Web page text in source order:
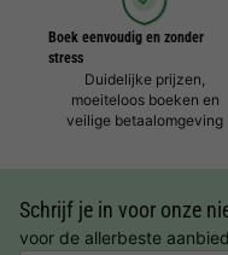
Boek eenvoudig en zonder
stress
Duidelijke prijzen,
moeiteloos boeken en
veilige betaalomgeving
Schrijf je in voor onze
voor de allerbeste